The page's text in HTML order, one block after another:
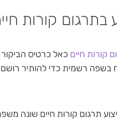
קורות
קורות חיים כאל כרטיס
רשמית כדי להותיר רושם
תרגום קורות חיים שונה